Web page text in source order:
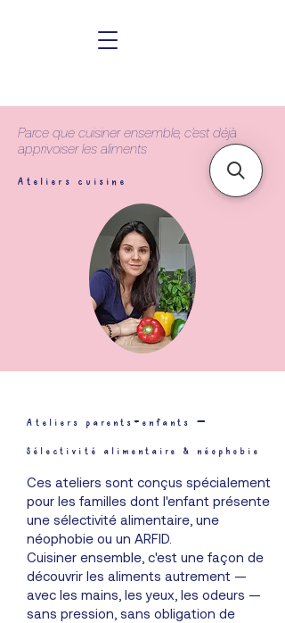
Parce que cuisiner ensemble, c'est déjà
apprivoiser les aliments
Ateliers cuisine
Ateliers parents-enfants —
Sélectivité alimentaire & néophobie
Ces ateliers sont conçus spécialement
pour les familles dont l'enfant présente
une sélectivité alimentaire, une
néophobie ou un ARFID.
Cuisiner ensemble, c'est une façon de
découvrir les aliments autrement —
avec les mains, les yeux, les odeurs —
sans pression, sans obligation de